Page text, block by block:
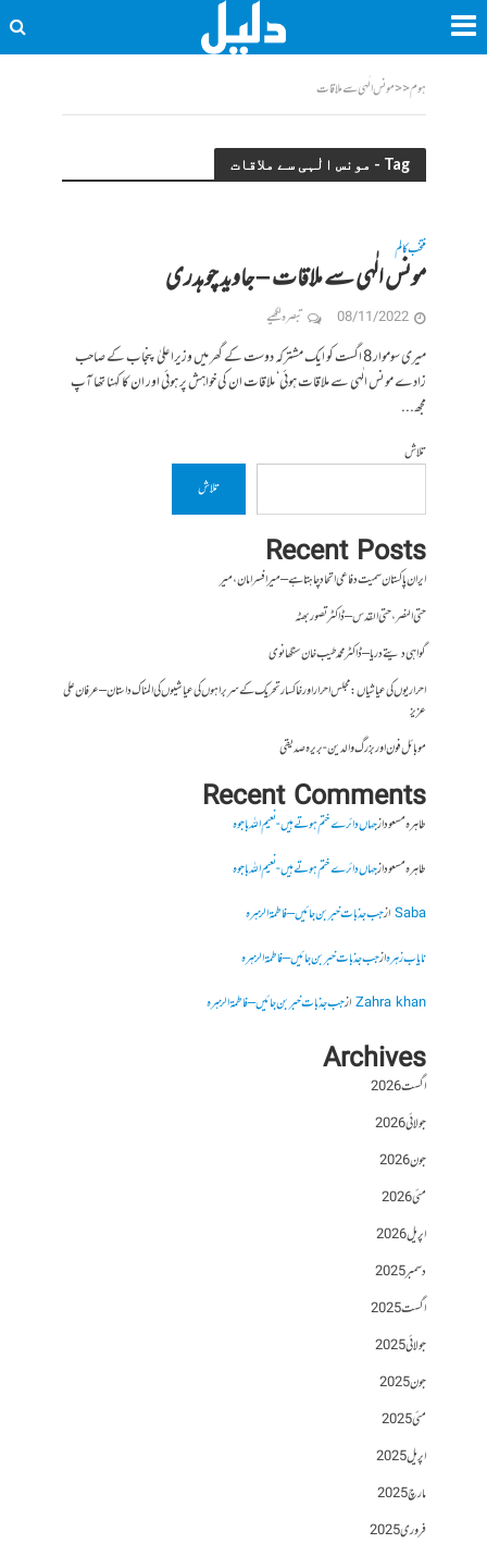
ہوم<<مونس الٰہی سے ملاقات
Tag - مونس الٰہی سے ملاقات
منتخب کالم
مونس الٰہی سے ملاقات – جاوید چوہدری
08/11/2022 تبصرہ لکھیے
میری سوموار 8 اگست کو ایک مشترکہ دوست کے گھر میں وزیراعلیٰ پنجاب کے صاحب
زادے مونس الٰہی سے ملاقات ہوئی‘ ملاقات ان کی خواہش پر ہوئی اور ان کا کہنا تھا آپ
مجھ...
تلاش
تلاش
Recent Posts
ایران پاکستان سمیت دفاعی اتحاد چاہتا ہے – میر افسر امان،میر
حتی النصر ، حتی القدس – ڈاکٹر تصور بھٹہ
گواہی دیتے دریا – ڈاکٹر محمد طیب خان سنگھانوی
احراریوں کی عیاشیاں : مجلس احرار اور خاکسار تحریک کے سربراہوں کی عیاشیوں کی المناک داستان – عرفان علی
عزیز
موبائل فون اور بزرگ والدین- بریرہ صدیقی
Recent Comments
طاہرہ مسعودازجہاں دائرے ختم ہوتے ہیں- نعیم اللہ باجوہ
طاہرہ مسعودازجہاں دائرے ختم ہوتے ہیں- نعیم اللہ باجوہ
Sabaازجب جذبات خبر بن جائیں – فاطمۃالزہرہ
نایاب زہرہازجب جذبات خبر بن جائیں – فاطمۃالزہرہ
Zahra khanازجب جذبات خبر بن جائیں – فاطمۃالزہرہ
Archives
اگست 2026
جولائی 2026
جون 2026
مئی 2026
اپریل 2026
دسمبر 2025
اگست 2025
جولائی 2025
جون 2025
مئی 2025
اپریل 2025
مارچ 2025
فروری 2025